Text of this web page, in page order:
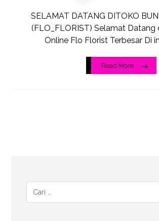
SELAMAT DATANG DITOKO
(FLO_FLORIST) Selamat Datang
Online Flo Florist Terbesar Di
Read More